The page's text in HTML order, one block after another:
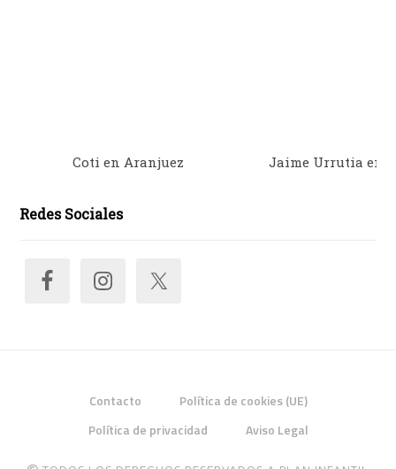
Coti en Aranjuez Jaime Urrutia en
Redes Sociales
Contacto
Política de cookies (UE)
Política de privacidad
Aviso Legal